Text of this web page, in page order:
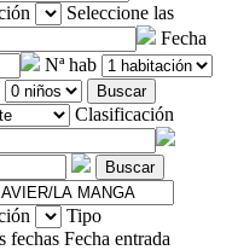
Seleccione las
Fecha
Nª hab
Buscar
Clasificación
Buscar
Tipo
fechas Fecha entrada